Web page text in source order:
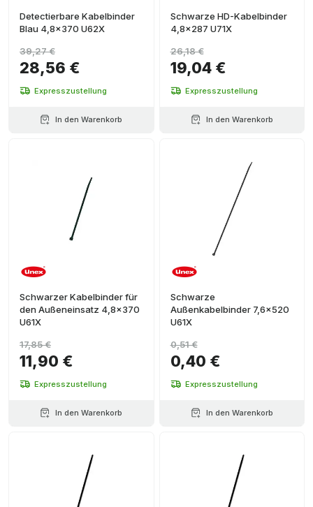
Detectierbare Kabelbinder
Blau 4,8x370 U62X
28,56 €
39,27 €
Expresszustellung
In den Warenkorb
Schwarze HD-Kabelbinder
4,8x287 U71X
19,04 €
26,18 €
Expresszustellung
In den Warenkorb
Schwarzer Kabelbinder für
den Außeneinsatz 4,8x370
U61X
11,90 €
17,85 €
Expresszustellung
In den Warenkorb
Schwarze
Außenkabelbinder 7,6x520
U61X
0,40 €
0,51 €
Expresszustellung
In den Warenkorb